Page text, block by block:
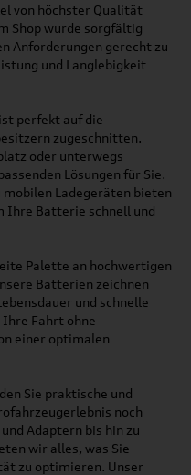
von höchster Qualität
Shop wurde sorgfältig
Anforderungen gerecht zu
und Langlebigkeit
perfekt auf die
zugeschnitten.
oder unterwegs
Lösungen für Sie.
Ladegeräten bieten
Ihre Batterie schnell und
Palette an hochwertigen
Batterien zeichnen
und schnelle
Ihre Fahrt ohne
einer optimalen
Sie praktische und
noch
Adaptern bis hin zu
wir alles, was Sie
zu optimieren. Unser